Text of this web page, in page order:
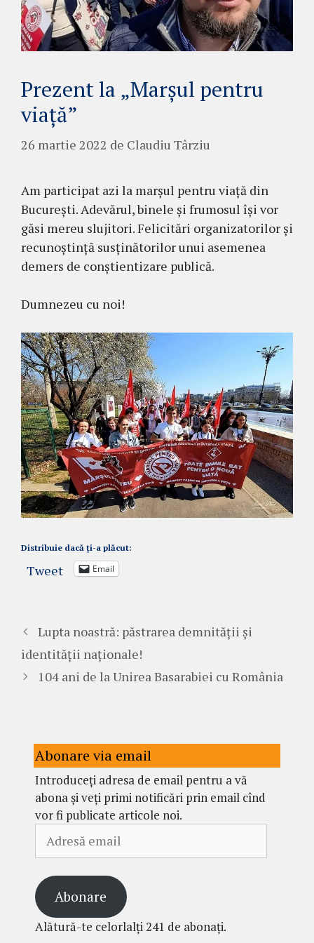
Prezent la „Marșul pentru
viață”
26 martie 2022 de Claudiu Târziu
Am participat azi la marșul pentru viață din
București. Adevărul, binele și frumosul își vor
găsi mereu slujitori. Felicitări organizatorilor și
recunoștință susținătorilor unui asemenea
demers de conștientizare publică.
Dumnezeu cu noi!
Distribuie dacă ți-a plăcut:
Tweet Email
Lupta noastră: păstrarea demnității și
identității naționale!
104 ani de la Unirea Basarabiei cu România
Abonare via email
Introduceți adresa de email pentru a vă
abona și veți primi notificări prin email cînd
vor fi publicate articole noi.
email
Abonare
Alătură-te celorlalți 241 de abonați.